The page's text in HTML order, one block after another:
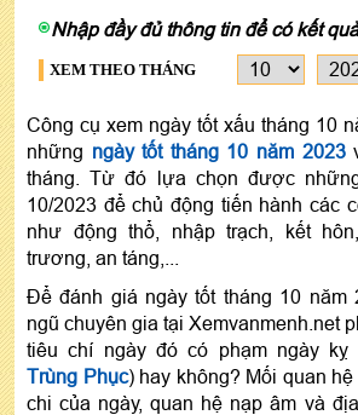
Nhập đầy đủ thông tin để có kết
XEM THEO THÁNG
Công cụ xem ngày tốt xấu tháng 10
những ngày tốt tháng 10 năm 2023
tháng. Từ đó lựa chọn được
10/2023 để chủ động tiến hành các
như động thổ, nhập trạch, kết
trương, an táng,...
Để đánh giá ngày tốt tháng 10 năm
ngũ chuyên gia tại Xemvanmenh.net
tiêu chí ngày đó có phạm ngày kỵ
Trùng Phục) hay không? Mối quan
chi của ngày, quan hệ nạp âm và